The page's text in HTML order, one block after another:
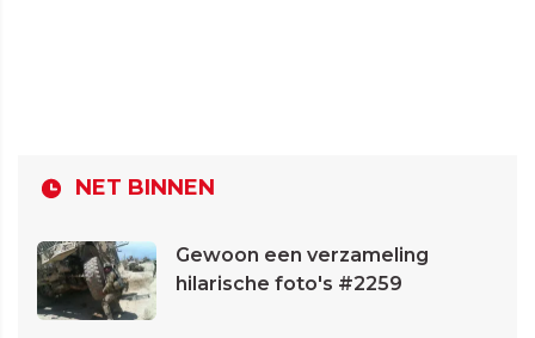
NET BINNEN
Gewoon een verzameling
hilarische foto's #2259